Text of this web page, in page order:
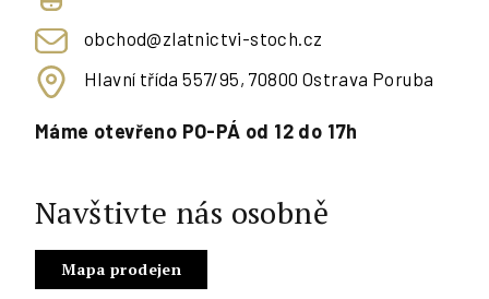
obchod@zlatnictvi-stoch.cz
Hlavní třída 557/95, 70800 Ostrava Poruba
Máme otevřeno PO-PÁ od 12 do 17h
Navštivte nás osobně
Mapa prodejen